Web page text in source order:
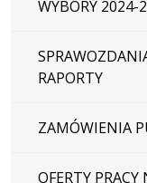
WYBORY 2024-
RAPORTY
ZAMÓWIENIA
OFERTY PRACY